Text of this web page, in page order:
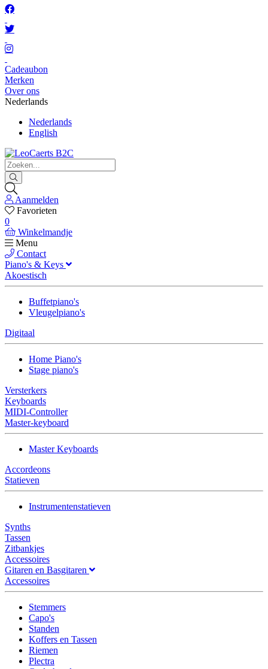
Cadeaubon
Merken
Over ons
Nederlands
Nederlands
English
Aanmelden
Favorieten
0
Winkelmandje
Menu
Contact
Piano's & Keys
Akoestisch
Buffetpiano's
Vleugelpiano's
Digitaal
Home Piano's
Stage piano's
Versterkers
Keyboards
MIDI-Controller
Master-keyboard
Master Keyboards
Accordeons
Statieven
Instrumentenstatieven
Synths
Tassen
Zitbankjes
Accessoires
Gitaren en Basgitaren
Accessoires
Stemmers
Capo's
Standen
Koffers en Tassen
Riemen
Plectra